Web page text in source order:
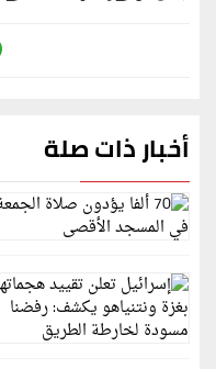
أخبار ذات صلة